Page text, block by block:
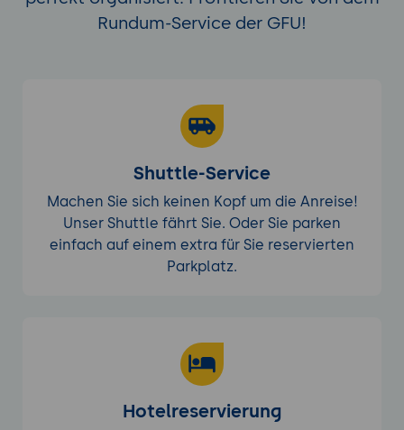
Durchführung: Erstellung und
Präsentation: Vorstellung der
Ergebnisse durch die Teilnehmer.
ColBERT, Python, Jupyter Notebook,
Ergebnisse und Präsentation:
Präsentation der erstellten Retrieval-
Projekte und durchgeführten
Automatisierungen.
Verbesserungsvorschläge.
Rundum-Service der GFU!
Shuttle-Service
Machen Sie sich keinen Kopf um die Anreise!
Unser Shuttle fährt Sie. Oder Sie parken
einfach auf einem extra für Sie reservierten
Parkplatz.
Hotelreservierung